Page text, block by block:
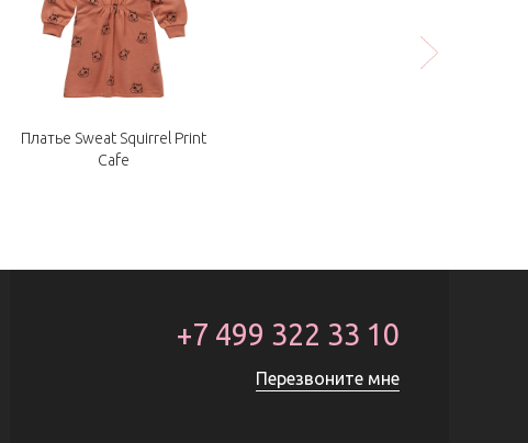
Платье Sweat Squirrel Print
Cafe
+7 499 322 33 10
Перезвоните мне